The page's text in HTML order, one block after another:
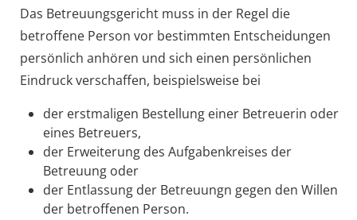
Das Betreuungsgericht muss in der Regel die
betroffene Person vor bestimmten Entscheidungen
persönlich anhören und sich einen persönlichen
Eindruck verschaffen, beispielsweise bei
der erstmaligen Bestellung einer Betreuerin oder
eines Betreuers,
der Erweiterung des Aufgabenkreises der
Betreuung oder
der Entlassung der Betreuungn gegen den Willen
der betroffenen Person.